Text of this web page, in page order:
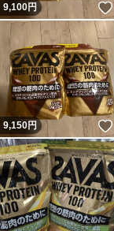
9,100円
9,150円